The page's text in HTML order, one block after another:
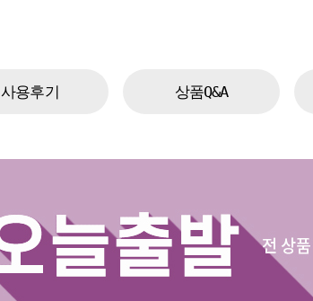
사용후기 상품Q&A